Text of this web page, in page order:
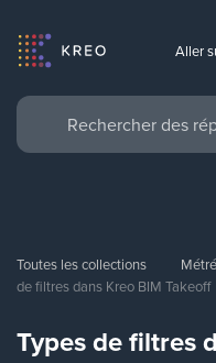
Aller
Toutes les collections
de filtres dans Kreo BIM Takeoff
Types de filtres